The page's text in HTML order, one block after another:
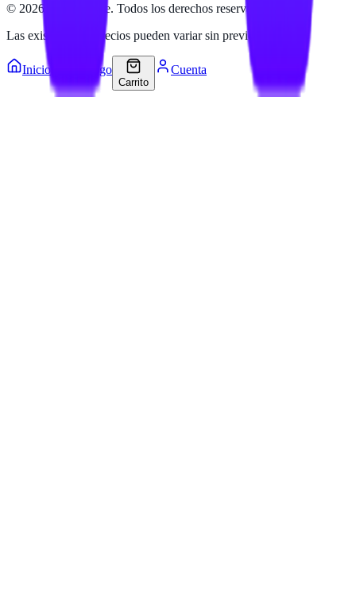
© 2026 Hailan Store. Todos los derechos reservados.
Las existencias y precios pueden variar sin previo aviso.
Inicio Catálogo
Carrito
Cuenta